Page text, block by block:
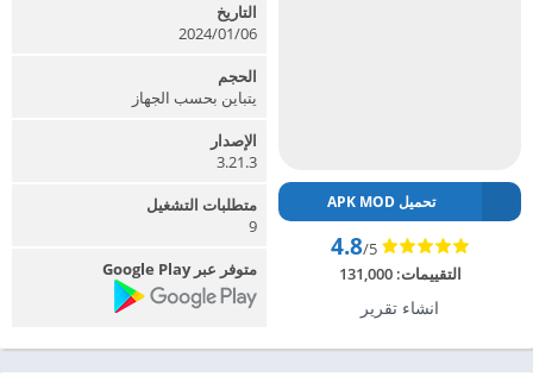
تحميل APK MOD
4.8/5
التقييمات:131,000
انشاء تقرير
التاريخ
2024/01/06
الحجم
يتباين بحسب الجهاز
الإصدار
3.21.3
متطلبات التشغيل
9
متوفر عبر Google Play